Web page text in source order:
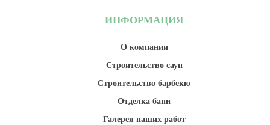
ИНФОРМАЦИЯ
О компании
Строительство саун
Строительство барбекю
Отделка бани
Галерея наших работ